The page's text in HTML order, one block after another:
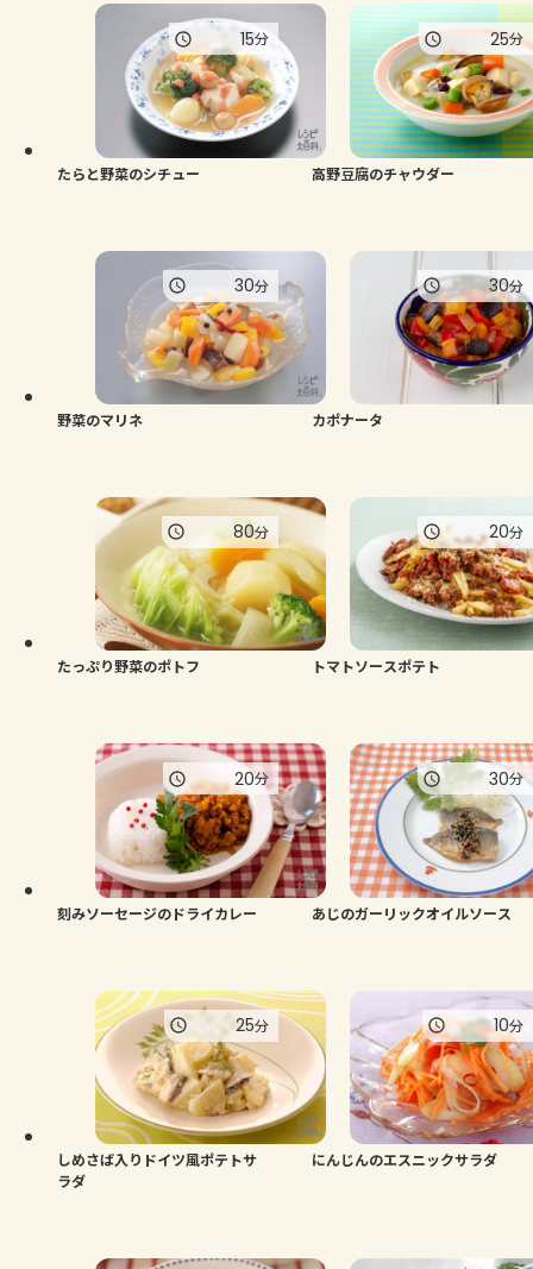
たらと野菜のシチュー
15分
高野豆腐のチャウダー
25分
野菜のマリネ
30分
カポナータ
30分
たっぷり野菜のポトフ
80分
トマトソースポテト
20分
刻みソーセージのドライカレー
20分
あじのガーリックオイルソース
30分
しめさば入りドイツ風ポテトサ
ラダ
25分
にんじんのエスニックサラダ
10分